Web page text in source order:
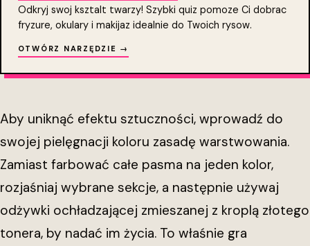
Odkryj swoj ksztalt twarzy! Szybki quiz pomoze Ci dobrac
fryzure, okulary i makijaz idealnie do Twoich rysow.
OTWÓRZ NARZĘDZIE →
Aby uniknąć efektu sztuczności, wprowadź do
swojej pielęgnacji koloru zasadę warstwowania.
Zamiast farbować całe pasma na jeden kolor,
rozjaśniaj wybrane sekcje, a następnie używaj
odżywki ochładzającej zmieszanej z kroplą złotego
tonera, by nadać im życia. To właśnie gra